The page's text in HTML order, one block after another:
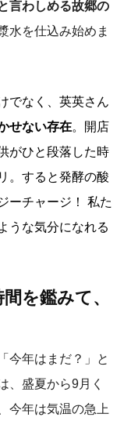
言わしめる故郷の
水を仕込み始めま
でなく、英英さん
せない存在。開店
がひと段落した時
。すると発酵の酸
ーチャージ！ 私た
うな気分になれる
を鑑みて、
今年はまだ？」と
、盛夏から9月く
今年は気温の急上